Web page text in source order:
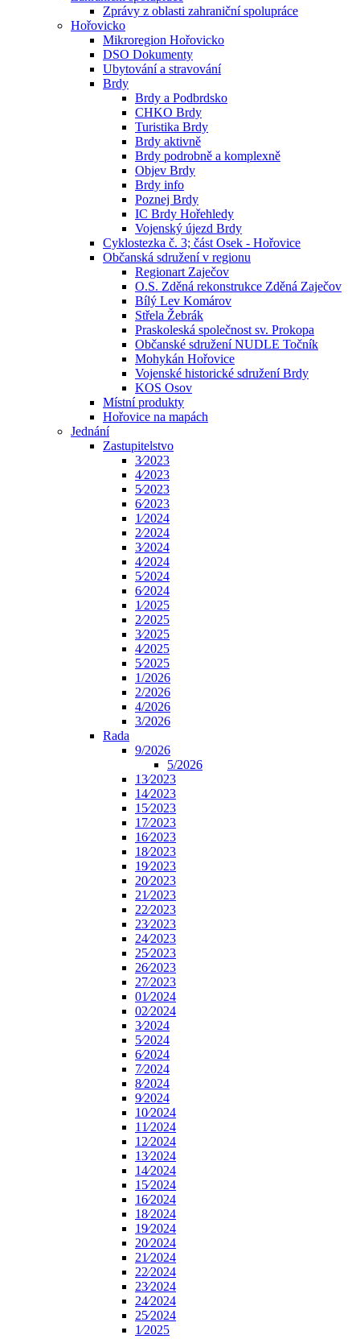
Zprávy z oblasti zahraniční spolupráce
Hořovicko
Mikroregion Hořovicko
DSO Dokumenty
Ubytování a stravování
Brdy
Brdy a Podbrdsko
CHKO Brdy
Turistika Brdy
Brdy aktivně
Brdy podrobně a komplexně
Objev Brdy
Brdy info
Poznej Brdy
IC Brdy Hořehledy
Vojenský újezd Brdy
Cyklostezka č. 3; část Osek - Hořovice
Občanská sdružení v regionu
Regionart Zaječov
O.S. Zděná rekonstrukce Zděná Zaječov
Bílý Lev Komárov
Střela Žebrák
Praskoleská společnost sv. Prokopa
Občanské sdružení NUDLE Točník
Mohykán Hořovice
Vojenské historické sdružení Brdy
KOS Osov
Místní produkty
Hořovice na mapách
Jednání
Zastupitelstvo
3⁄2023
4⁄2023
5⁄2023
6⁄2023
1⁄2024
2⁄2024
3⁄2024
4⁄2024
5⁄2024
6⁄2024
1⁄2025
2⁄2025
3⁄2025
4⁄2025
5⁄2025
1/2026
2/2026
4/2026
3/2026
Rada
9/2026
5/2026
13⁄2023
14⁄2023
15⁄2023
17⁄2023
16⁄2023
18⁄2023
19⁄2023
20⁄2023
21⁄2023
22⁄2023
23⁄2023
24⁄2023
25⁄2023
26⁄2023
27⁄2023
01⁄2024
02⁄2024
3⁄2024
5⁄2024
6⁄2024
7⁄2024
8⁄2024
9⁄2024
10⁄2024
11⁄2024
12⁄2024
13⁄2024
14⁄2024
15⁄2024
16⁄2024
18⁄2024
19⁄2024
20⁄2024
21⁄2024
22⁄2024
23⁄2024
24⁄2024
25⁄2024
1⁄2025